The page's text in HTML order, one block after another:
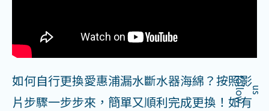
f
o l
l
o
w u
s
如何自行更換愛惠浦漏水斷水器海綿？按照影
片步驟一步步來，簡單又順利完成更換！如有